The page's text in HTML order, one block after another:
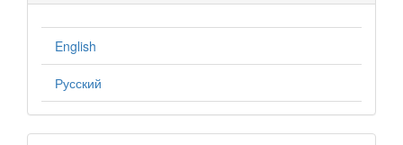
English
Русский